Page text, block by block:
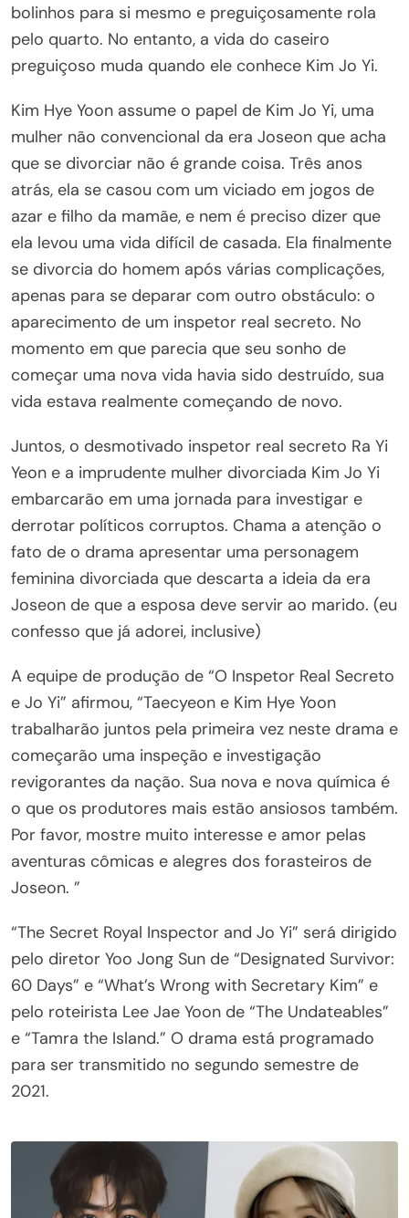
bolinhos para si mesmo e preguiçosamente rola
pelo quarto. No entanto, a vida do caseiro
preguiçoso muda quando ele conhece Kim Jo Yi.
Kim Hye Yoon assume o papel de Kim Jo Yi, uma
mulher não convencional da era Joseon que acha
que se divorciar não é grande coisa. Três anos
atrás, ela se casou com um viciado em jogos de
azar e filho da mamãe, e nem é preciso dizer que
ela levou uma vida difícil de casada. Ela finalmente
se divorcia do homem após várias complicações,
apenas para se deparar com outro obstáculo: o
aparecimento de um inspetor real secreto. No
momento em que parecia que seu sonho de
começar uma nova vida havia sido destruído, sua
vida estava realmente começando de novo.
Juntos, o desmotivado inspetor real secreto Ra Yi
Yeon e a imprudente mulher divorciada Kim Jo Yi
embarcarão em uma jornada para investigar e
derrotar políticos corruptos. Chama a atenção o
fato de o drama apresentar uma personagem
feminina divorciada que descarta a ideia da era
Joseon de que a esposa deve servir ao marido. (eu
confesso que já adorei, inclusive)
A equipe de produção de “O Inspetor Real Secreto
e Jo Yi” afirmou, “Taecyeon e Kim Hye Yoon
trabalharão juntos pela primeira vez neste drama e
começarão uma inspeção e investigação
revigorantes da nação. Sua nova e nova química é
o que os produtores mais estão ansiosos também.
Por favor, mostre muito interesse e amor pelas
aventuras cômicas e alegres dos forasteiros de
Joseon. ”
“The Secret Royal Inspector and Jo Yi” será dirigido
pelo diretor Yoo Jong Sun de “Designated Survivor:
60 Days” e “What’s Wrong with Secretary Kim” e
pelo roteirista Lee Jae Yoon de “The Undateables”
e “Tamra the Island.” O drama está programado
para ser transmitido no segundo semestre de
2021.